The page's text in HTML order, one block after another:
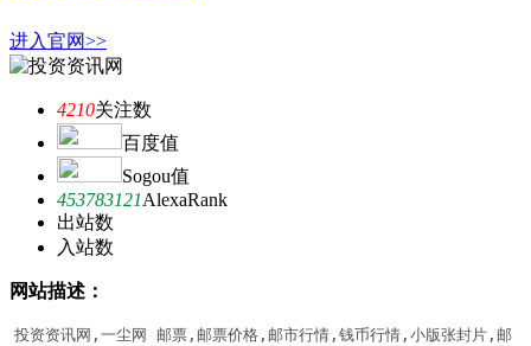
进入官网>>
4210关注数
百度值
Sogou值
453783121AlexaRank
出站数
入站数
网站描述：
投资资讯网,一尘网 邮票,邮票价格,邮市行情,钱币行情,小版张封片,邮